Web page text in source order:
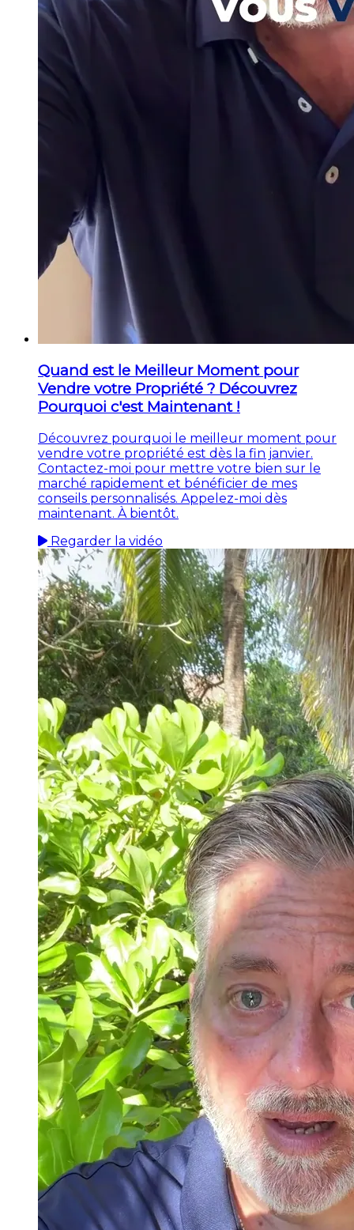
Quand est le Meilleur Moment pour
Vendre votre Propriété ? Découvrez
Pourquoi c'est Maintenant !
Découvrez pourquoi le meilleur moment pour
vendre votre propriété est dès la fin janvier.
Contactez-moi pour mettre votre bien sur le
marché rapidement et bénéficier de mes
conseils personnalisés. Appelez-moi dès
maintenant. À bientôt.
Regarder la vidéo